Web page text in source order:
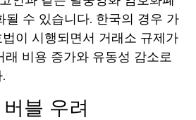
될 수 있습니다. 한국의 경우 가
이 시행되면서 거래소 규제가
래 비용 증가와 유동성 감소로
블 우려